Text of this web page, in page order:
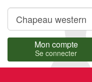
Mon compte
Se connecter